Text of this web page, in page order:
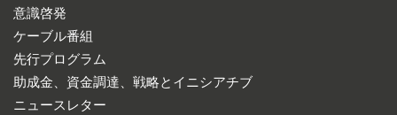
意識啓発
ケーブル番組
先行プログラム
助成金、資金調達、戦略とイニシアチブ
ニュースレター